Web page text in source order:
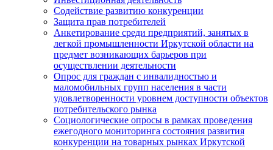
Содействие развитию конкуренции
Защита прав потребителей
Анкетирование среди предприятий, занятых в
легкой промышленности Иркутской области на
предмет возникающих барьеров при
осуществлении деятельности
Опрос для граждан с инвалидностью и
маломобильных групп населения в части
удовлетворенности уровнем доступности объектов
потребительского рынка
Социологические опросы в рамках проведения
ежегодного мониторинга состояния развития
конкуренции на товарных рынках Иркутской